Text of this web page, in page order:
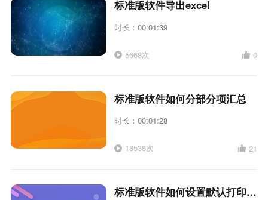
标准版软件导出excel
时长：00:01:39
5668次 0
标准版软件如何分部分项汇总
时长：00:01:28
18538次 21
标准版软件如何设置默认打印份数